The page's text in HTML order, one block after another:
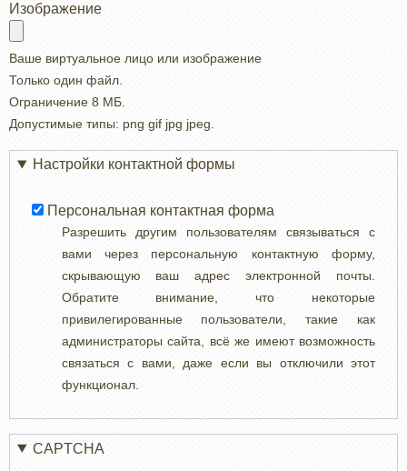
Изображение
Ваше виртуальное лицо или изображение
Только один файл.
Ограничение 8 МБ.
Допустимые типы: png gif jpg jpeg.
Настройки контактной формы
Персональная контактная форма
Разрешить другим пользователям связываться с
вами через персональную контактную форму,
скрывающую ваш адрес электронной почты.
Обратите внимание, что некоторые
привилегированные пользователи, такие как
администраторы сайта, всё же имеют возможность
связаться с вами, даже если вы отключили этот
функционал.
CAPTCHA